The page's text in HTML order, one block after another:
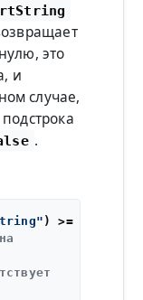
это
и
случае,
подстрока
.
) >=